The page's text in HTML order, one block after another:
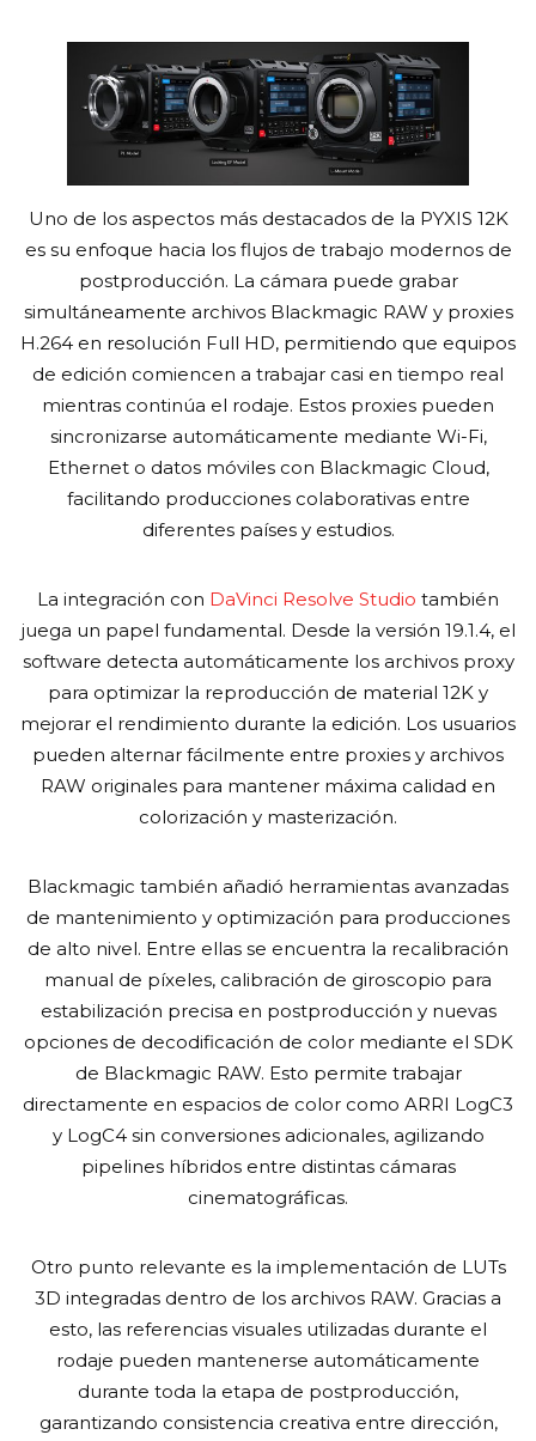
Uno de los aspectos más destacados de la PYXIS 12K
es su enfoque hacia los flujos de trabajo modernos de
postproducción. La cámara puede grabar
simultáneamente archivos Blackmagic RAW y proxies
H.264 en resolución Full HD, permitiendo que equipos
de edición comiencen a trabajar casi en tiempo real
mientras continúa el rodaje. Estos proxies pueden
sincronizarse automáticamente mediante Wi-Fi,
Ethernet o datos móviles con Blackmagic Cloud,
facilitando producciones colaborativas entre
diferentes países y estudios.
La integración con DaVinci Resolve Studio también
juega un papel fundamental. Desde la versión 19.1.4, el
software detecta automáticamente los archivos proxy
para optimizar la reproducción de material 12K y
mejorar el rendimiento durante la edición. Los usuarios
pueden alternar fácilmente entre proxies y archivos
RAW originales para mantener máxima calidad en
colorización y masterización.
Blackmagic también añadió herramientas avanzadas
de mantenimiento y optimización para producciones
de alto nivel. Entre ellas se encuentra la recalibración
manual de píxeles, calibración de giroscopio para
estabilización precisa en postproducción y nuevas
opciones de decodificación de color mediante el SDK
de Blackmagic RAW. Esto permite trabajar
directamente en espacios de color como ARRI LogC3
y LogC4 sin conversiones adicionales, agilizando
pipelines híbridos entre distintas cámaras
cinematográficas.
Otro punto relevante es la implementación de LUTs
3D integradas dentro de los archivos RAW. Gracias a
esto, las referencias visuales utilizadas durante el
rodaje pueden mantenerse automáticamente
durante toda la etapa de postproducción,
garantizando consistencia creativa entre dirección,